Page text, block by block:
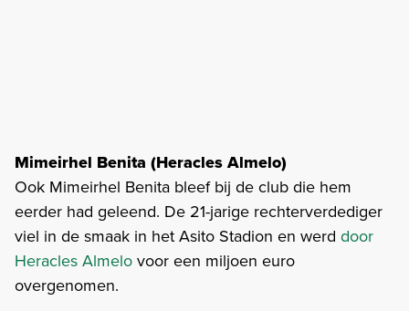
Mimeirhel Benita (Heracles Almelo)
Ook Mimeirhel Benita bleef bij de club die hem
eerder had geleend. De 21-jarige rechterverdediger
viel in de smaak in het Asito Stadion en werd door
Heracles Almelovoor een miljoen euro
overgenomen.